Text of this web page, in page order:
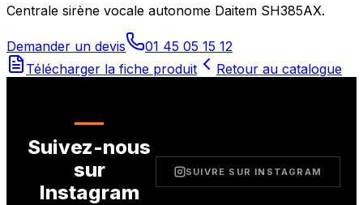
Centrale sirène vocale autonome Daitem SH385AX.
Demander un devis
01 45 05 15 12
Télécharger la fiche produit
Retour au catalogue
Suivez-nous
sur
Instagram
SUIVRE SUR INSTAGRAM